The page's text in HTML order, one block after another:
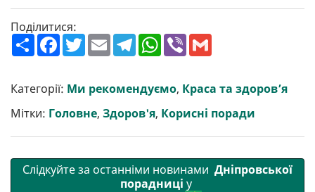
Поділитися:
П
о
р
и
т
и
F
a
b
o
o
k
T
w
e
r
E
m
l
T
e
g
r
a
m
W
h
s
A
p
p
V
r l
Категорії: Ми рекомендуємо, Краса та здоров’я
Мітки: Головне, Здоров'я, Корисні поради
Слідкуйте за останніми новинами Дніпровської
порадниці у